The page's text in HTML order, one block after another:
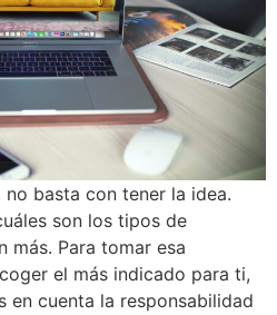
no basta con tener la idea.
son los tipos de
más. Para tomar esa
el más indicado para ti,
en cuenta la responsabilidad